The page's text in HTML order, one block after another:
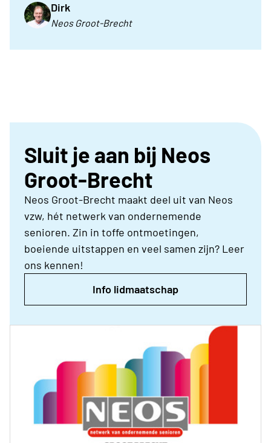
Dirk
Neos Groot-Brecht
Sluit je aan bij Neos
Groot-Brecht
Neos Groot-Brecht maakt deel uit van Neos
vzw, hét netwerk van ondernemende
senioren. Zin in toffe ontmoetingen,
boeiende uitstappen en veel samen zijn? Leer
ons kennen!
Info lidmaatschap